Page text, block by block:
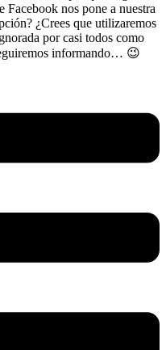
Facebook nos pone a nuestra
¿Crees que utilizaremos
por casi todos como
informando… 😉